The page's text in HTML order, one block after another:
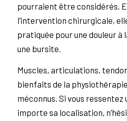
pourraient être considérés.
l’intervention chirurgicale,
pratiquée pour une douleur à
une bursite.
Muscles, articulations,
bienfaits de la
méconnus. Si vous ressentez
importe sa localisation,